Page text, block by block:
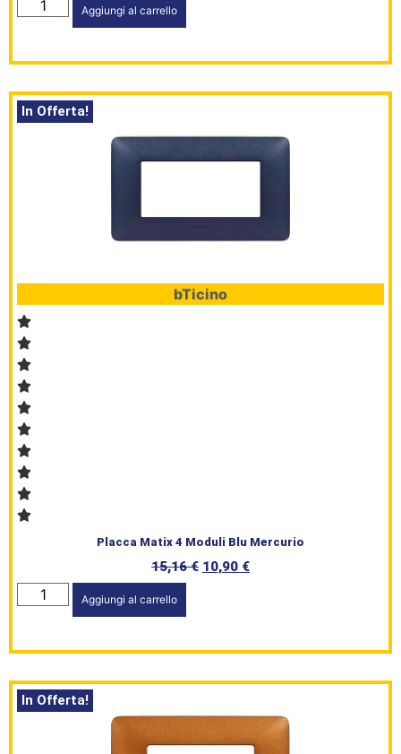
Aggiungi al carrello
In Offerta!
bTicino
Placca Matix 4 Moduli Blu Mercurio
15,16€ 10,90 €
Aggiungi al carrello
In Offerta!